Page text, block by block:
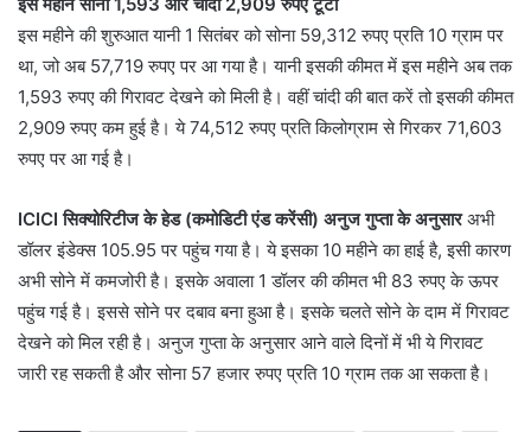
इस महीने की शुरुआत यानी 1 सितंबर को सोना 59,312 रुपए प्रति 10 ग्राम पर
था, जो अब 57,719 रुपए पर आ गया है। यानी इसकी कीमत में इस महीने अब तक
1,593 रुपए की गिरावट देखने को मिली है। वहीं चांदी की बात करें तो इसकी कीमत
2,909 रुपए कम हुई है। ये 74,512 रुपए प्रति किलोग्राम से गिरकर 71,603
रुपए पर आ गई है।
ICICI सिक्योरिटीज के हेड (कमोडिटी एंड करेंसी) अनुज गुप्ता के अनुसारअभी
डॉलर इंडेक्स 105.95 पर पहुंच गया है। ये इसका 10 महीने का हाई है, इसी कारण
अभी सोने में कमजोरी है। इसके अवाला 1 डॉलर की कीमत भी 83 रुपए के ऊपर
पहुंच गई है। इससे सोने पर दबाव बना हुआ है। इसके चलते सोने के दाम में गिरावट
देखने को मिल रही है। अनुज गुप्ता के अनुसार आने वाले दिनों में भी ये गिरावट
जारी रह सकती है और सोना 57 हजार रुपए प्रति 10 ग्राम तक आ सकता है।